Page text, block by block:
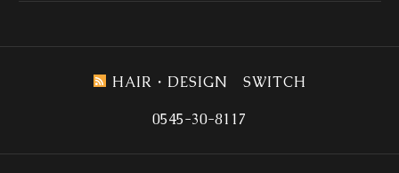
HAIR・DESIGN SWITCH
0545-30-8117